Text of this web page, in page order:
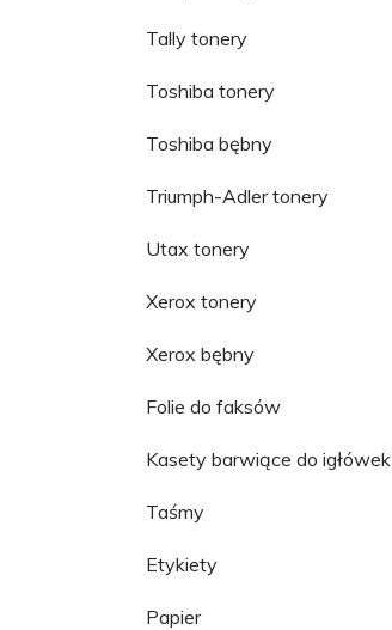
Tally tonery
Toshiba tonery
Toshiba bębny
Triumph-Adler tonery
Utax tonery
Xerox tonery
Xerox bębny
Folie do faksów
Kasety barwiące do igłówek
Taśmy
Etykiety
Papier